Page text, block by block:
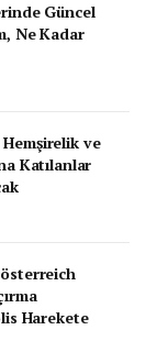
Güncel
Ne Kadar
Hemşirelik ve
Katılanlar
Harekete